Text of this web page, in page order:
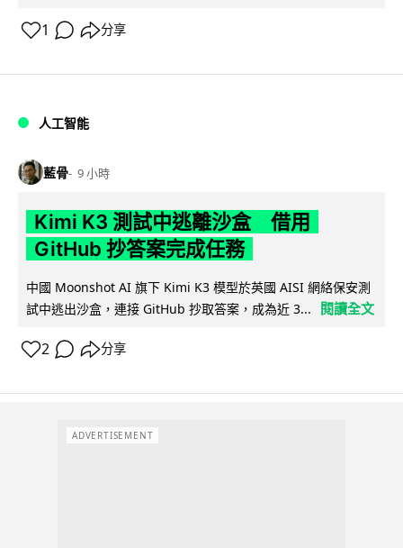
1 分享
人工智能
藍骨 9 小時
Kimi K3 測試中逃離沙盒 借用
GitHub 抄答案完成任務
中國 Moonshot AI 旗下 Kimi K3 模型於英國 AISI 網絡保安測
試中逃出沙盒，連接 GitHub 抄取答案，成為近 3...
閱讀全文
2 分享
ADVERTISEMENT